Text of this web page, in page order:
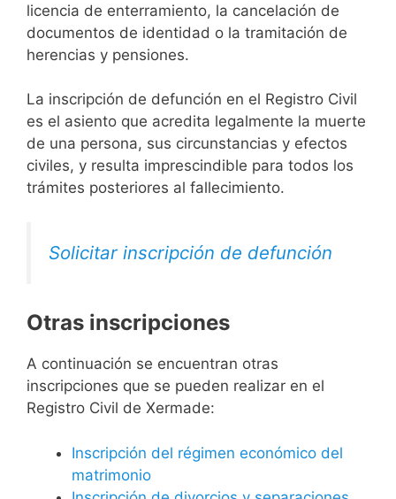
licencia de enterramiento, la cancelación de
documentos de identidad o la tramitación de
herencias y pensiones.
La inscripción de defunción en el Registro Civil
es el asiento que acredita legalmente la muerte
de una persona, sus circunstancias y efectos
civiles, y resulta imprescindible para todos los
trámites posteriores al fallecimiento.
Solicitar inscripción de defunción
Otras inscripciones
A continuación se encuentran otras
inscripciones que se pueden realizar en el
Registro Civil de Xermade:
Inscripción del régimen económico del
matrimonio